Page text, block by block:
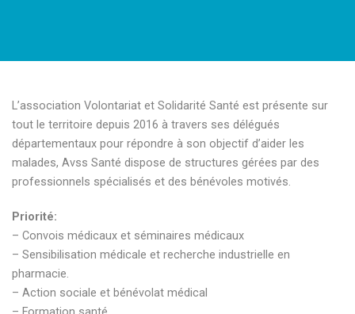
L’association Volontariat et Solidarité Santé est présente sur
tout le territoire depuis 2016 à travers ses délégués
départementaux pour répondre à son objectif d’aider les
malades, Avss Santé dispose de structures gérées par des
professionnels spécialisés et des bénévoles motivés.
Priorité:
– Convois médicaux et séminaires médicaux
– Sensibilisation médicale et recherche industrielle en
pharmacie.
– Action sociale et bénévolat médical